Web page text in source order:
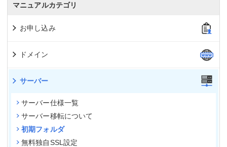
マニュアルカテゴリ
お申し込み
ドメイン
サーバー
サーバー仕様一覧
サーバー移転について
初期フォルダ
無料独自SSL設定